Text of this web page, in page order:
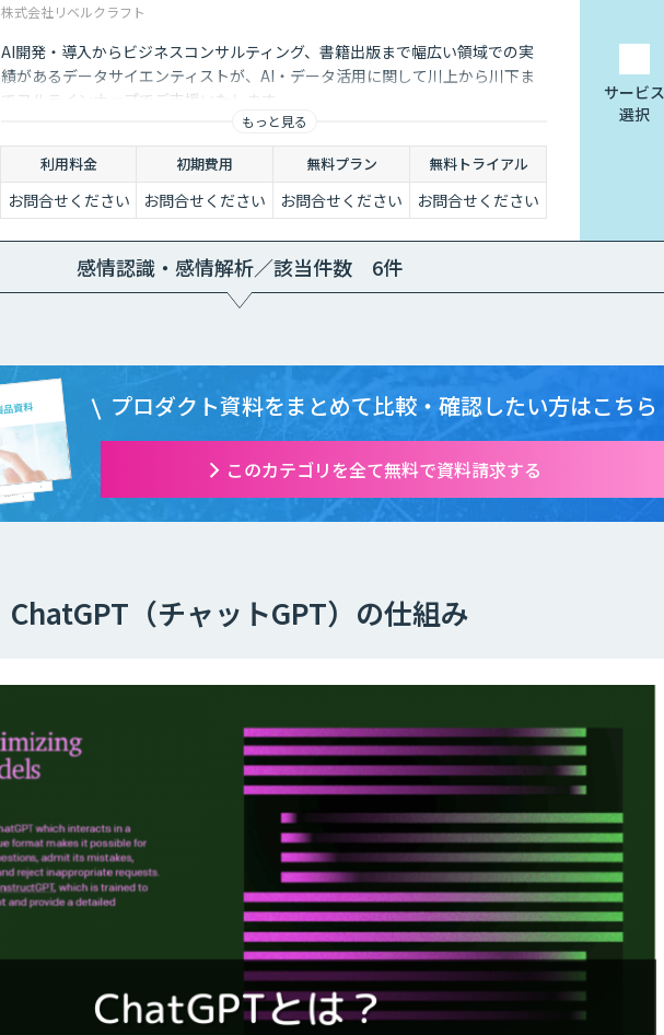
株式会社リベルクラフト
AI開発・導入からビジネスコンサルティング、書籍出版まで幅広い領域での実
績があるデータサイエンティストが、AI・データ活用に関して川上から川下ま
でフルラインナップでご支援いたします。
もっと見る
利用料金 初期費用 無料プラン 無料トライアル
お問合せください お問合せください お問合せください お問合せください
サービス
選択
感情認識・感情解析／該当件数 6件
プロダクト資料をまとめて比較・確認したい方はこちら
このカテゴリを全て無料で資料請求する
ChatGPT（チャットGPT）の仕組み